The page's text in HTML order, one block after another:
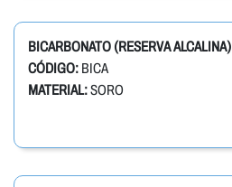
BICARBONATO (RESERVA ALCALINA)
CÓDIGO: BICA
MATERIAL:SORO